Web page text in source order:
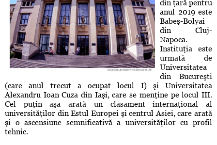
din ţară pentru
anul 2019 este
Babeş-Bolyai
din Cluj-
Napoca.
Instituţia este
urmată de
Universitatea
din Bucureşti
(care anul trecut a ocupat locul I) şi Universitatea
Alexandru Ioan Cuza din Iaşi, care se menţine pe locul III.
Cel puţin aşa arată un clasament internaţional al
universităţilor din Estul Europei şi centrul Asiei, care arată
şi o ascensiune semnificativă a universităţilor cu profil
tehnic.